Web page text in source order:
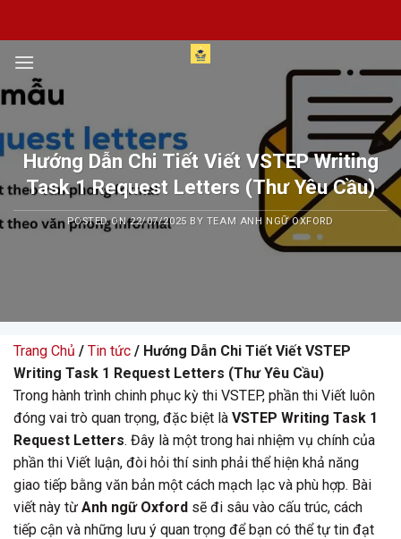
content
Hướng Dẫn Chi Tiết Viết VSTEP Writing
Task 1 Request Letters (Thư Yêu Cầu)
POSTED ON22/07/2025 BY TEAM ANH NGỮ OXFORD
Trang Chủ / Tin tức / Hướng Dẫn Chi Tiết Viết VSTEP
Writing Task 1 Request Letters (Thư Yêu Cầu)
Trong hành trình chinh phục kỳ thi VSTEP, phần thi Viết luôn
đóng vai trò quan trọng, đặc biệt là VSTEP Writing Task 1
Request Letters. Đây là một trong hai nhiệm vụ chính của
phần thi Viết luận, đòi hỏi thí sinh phải thể hiện khả năng
giao tiếp bằng văn bản một cách mạch lạc và phù hợp. Bài
viết này từ Anh ngữ Oxford sẽ đi sâu vào cấu trúc, cách
tiếp cận và những lưu ý quan trọng để bạn có thể tự tin đạt